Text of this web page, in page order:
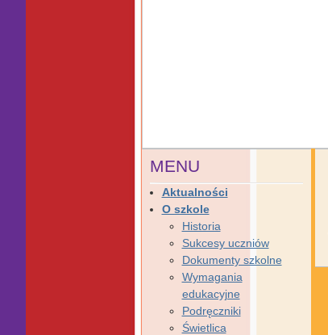
MENU
Aktualności
O szkole
Historia
Sukcesy uczniów
Dokumenty szkolne
Wymagania
edukacyjne
Podręczniki
Świetlica